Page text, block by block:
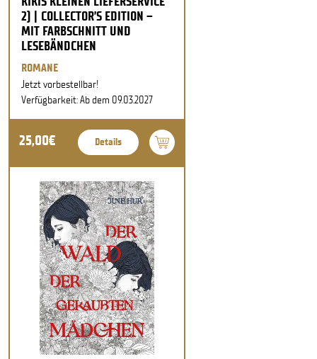
2) | COLLECTOR’S EDITION –
MIT FARBSCHNITT UND
LESEBÄNDCHEN
ROMANE
Jetzt vorbestellbar!
Verfügbarkeit: Ab dem 09.03.2027
25,00€ Details